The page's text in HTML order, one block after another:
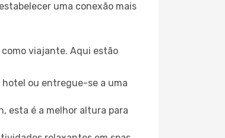
uma conexão mais
viajante. Aqui estão
ou entregue-se a uma
esta é a melhor altura para